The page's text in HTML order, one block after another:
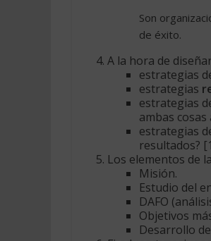
Son
de éxito.
A la hora de
estrategias
estrategias
estrategias
ambas cosas
estrategias
resultados?
Los elementos de
Misión.
Estudio del
DAFO
Objetivos
Desarrollo